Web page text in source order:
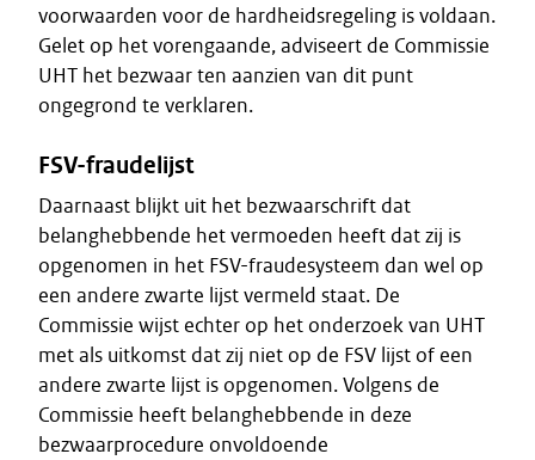
voorwaarden voor de hardheidsregeling is voldaan.
Gelet op het vorengaande, adviseert de Commissie
UHT het bezwaar ten aanzien van dit punt
ongegrond te verklaren.
FSV-fraudelijst
Daarnaast blijkt uit het bezwaarschrift dat
belanghebbende het vermoeden heeft dat zij is
opgenomen in het FSV-fraudesysteem dan wel op
een andere zwarte lijst vermeld staat. De
Commissie wijst echter op het onderzoek van UHT
met als uitkomst dat zij niet op de FSV lijst of een
andere zwarte lijst is opgenomen. Volgens de
Commissie heeft belanghebbende in deze
bezwaarprocedure onvoldoende